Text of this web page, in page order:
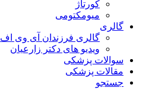
کورتاژ
میومکتومی
گالری
گالری فرزندان آی وی اف
ویدیو های دکتر زارعیان
سوالات پزشکی
مقالات پزشکی
جستجو